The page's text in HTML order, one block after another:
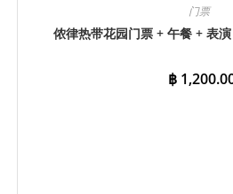
门票
侬律热带花园门票 + 午餐 + 表
฿